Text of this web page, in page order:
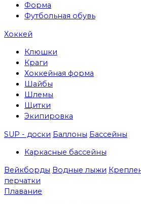
Форма
Футбольная обувь
Хоккей
Клюшки
Краги
Хоккейная форма
Шайбы
Шлемы
Щитки
Экипировка
SUP - доски Баллоны Бассейны
Каркасные бассейны
Вейкборды Водные лыжи
перчатки
Плавание